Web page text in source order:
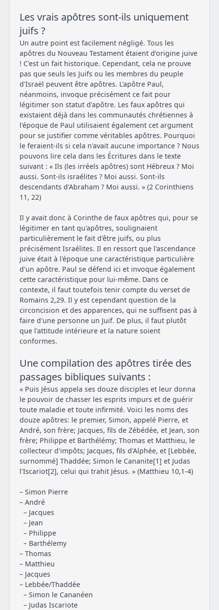
Les vrais apôtres sont-ils uniquement
juifs ?
Un autre point est facilement négligé. Tous les
apôtres du Nouveau Testament étaient d'origine juive
! C'est un fait historique. Cependant, cela ne prouve
pas que seuls les Juifs ou les membres du peuple
d'Israël peuvent être apôtres. L'apôtre Paul,
néanmoins, invoque précisément ce fait pour
légitimer son statut d'apôtre. Les faux apôtres qui
existaient déjà dans les communautés chrétiennes à
l'époque de Paul utilisaient également cet argument
pour se justifier comme véritables apôtres. Pourquoi
le feraient-ils si cela n'avait aucune importance ? Nous
pouvons lire cela dans les Écritures dans le texte
suivant : « Ils (les irréels apôtres) sont Hébreux ? Moi
aussi. Sont-ils israélites ? Moi aussi. Sont-ils
descendants d'Abraham ? Moi aussi. » (2 Corinthiens
11, 22)
Il y avait donc à Corinthe de faux apôtres qui, pour se
légitimer en tant qu'apôtres, soulignaient
particulièrement le fait d'être juifs, ou plus
précisément Israélites. Il en ressort que l'ascendance
juive était à l'époque une caractéristique particulière
d'un apôtre. Paul se défend ici et invoque également
cette caractéristique pour lui-même. Dans ce
contexte, il faut toutefois tenir compte du verset de
Romains 2,29. Il y est cependant question de la
circoncision et des apparences, qui ne suffisent pas à
faire d'une personne un Juif. De plus, il faut plutôt
que l'attitude intérieure et la nature soient
conformes.
Une compilation des apôtres tirée des
passages bibliques suivants :
« Puis Jésus appela ses douze disciples et leur donna
le pouvoir de chasser les esprits impurs et de guérir
toute maladie et toute infirmité. Voici les noms des
douze apôtres: le premier, Simon, appelé Pierre, et
André, son frère; Jacques, fils de Zébédée, et Jean, son
frère; Philippe et Barthélémy; Thomas et Matthieu, le
collecteur d'impôts; Jacques, fils d'Alphée, et [Lebbée,
surnommé] Thaddée; Simon le Cananite[1] et Judas
l'Iscariot[2], celui qui trahit Jésus. » (Matthieu 10,1-4)
– Simon Pierre
– André
– Jacques
– Jean
– Philippe
– Barthélemy
– Thomas
– Matthieu
– Jacques
– Lebbée/Thaddée
– Simon le Cananéen
– Judas Iscariote